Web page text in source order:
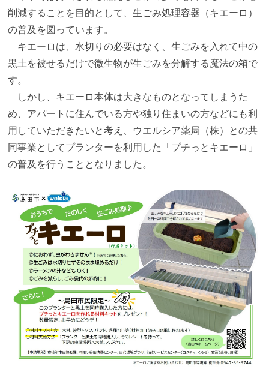
削減することを目的として、生ごみ処理容器（キエーロ）
の普及を図っています。
キエーロは、水切りの必要はなく、生ごみを入れて中の
黒土を被せるだけで微生物が生ごみを分解する魔法の箱で
す。
しかし、キエーロ本体は大きなものとなってしまうた
め、アパートに住んでいる方や独り住まいの方などにも利
用していただきたいと考え、ウエルシア薬局（株）との共
同事業としてプランターを利用した「プチっとキエーロ」
の普及を行うこととなりました。